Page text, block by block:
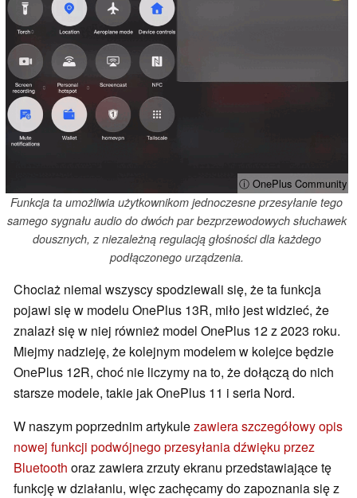
ⓘ OnePlus Community
Funkcja ta umożliwia użytkownikom jednoczesne przesyłanie tego
samego sygnału audio do dwóch par bezprzewodowych słuchawek
dousznych, z niezależną regulacją głośności dla każdego
podłączonego urządzenia.
Chociaż niemal wszyscy spodziewali się, że ta funkcja
pojawi się w modelu OnePlus 13R, miło jest widzieć, że
znalazł się w niej również model OnePlus 12 z 2023 roku.
Miejmy nadzieję, że kolejnym modelem w kolejce będzie
OnePlus 12R, choć nie liczymy na to, że dołączą do nich
starsze modele, takie jak OnePlus 11 i seria Nord.
W naszym poprzednim artykulezawiera szczegółowy opis
nowej funkcji podwójnego przesyłania dźwięku przez
Bluetooth oraz zawiera zrzuty ekranu przedstawiające tę
funkcję w działaniu, więc zachęcamy do zapoznania się z